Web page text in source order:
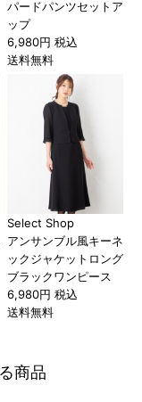
パードパンツセットア
ップ
6,980円 税込
送料無料
Select Shop
アンサンブル風キーネ
ックジャケットロング
ブラックワンピース
6,980円 税込
送料無料
商品